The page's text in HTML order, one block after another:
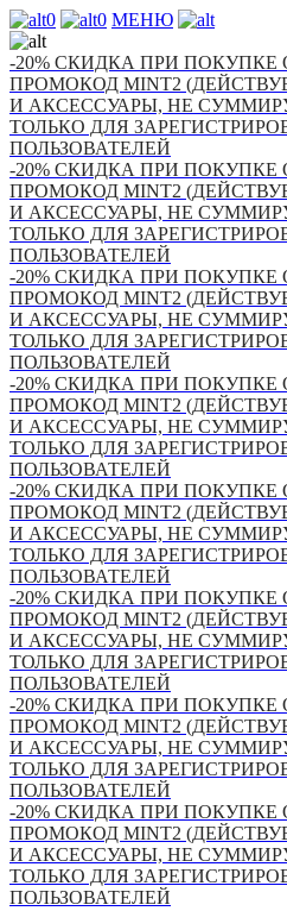
0 0 МЕНЮ
-20% СКИДКА ПРИ
ПРОМОКОД MINT2
И АКСЕССУАРЫ, НЕ
ТОЛЬКО ДЛЯ
ПОЛЬЗОВАТЕЛЕЙ
-20% СКИДКА ПРИ
ПРОМОКОД MINT2
И АКСЕССУАРЫ, НЕ
ТОЛЬКО ДЛЯ
ПОЛЬЗОВАТЕЛЕЙ
-20% СКИДКА ПРИ
ПРОМОКОД MINT2
И АКСЕССУАРЫ, НЕ
ТОЛЬКО ДЛЯ
ПОЛЬЗОВАТЕЛЕЙ
-20% СКИДКА ПРИ
ПРОМОКОД MINT2
И АКСЕССУАРЫ, НЕ
ТОЛЬКО ДЛЯ
ПОЛЬЗОВАТЕЛЕЙ
-20% СКИДКА ПРИ
ПРОМОКОД MINT2
И АКСЕССУАРЫ, НЕ
ТОЛЬКО ДЛЯ
ПОЛЬЗОВАТЕЛЕЙ
-20% СКИДКА ПРИ
ПРОМОКОД MINT2
И АКСЕССУАРЫ, НЕ
ТОЛЬКО ДЛЯ
ПОЛЬЗОВАТЕЛЕЙ
-20% СКИДКА ПРИ
ПРОМОКОД MINT2
И АКСЕССУАРЫ, НЕ
ТОЛЬКО ДЛЯ
ПОЛЬЗОВАТЕЛЕЙ
-20% СКИДКА ПРИ
ПРОМОКОД MINT2
И АКСЕССУАРЫ, НЕ
ТОЛЬКО ДЛЯ
ПОЛЬЗОВАТЕЛЕЙ